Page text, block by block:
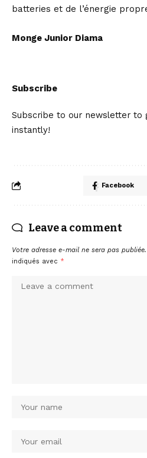
batteries et de l’énergie
Monge Junior Diama
Subscribe
Subscribe to our newsletter to
instantly!
Facebook
Leave a comment
Votre adresse e-mail ne sera pas publiée.
indiqués avec *